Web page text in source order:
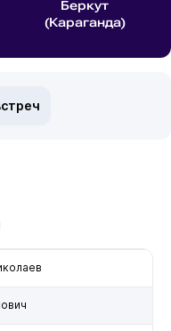
Беркут
(Караганда)